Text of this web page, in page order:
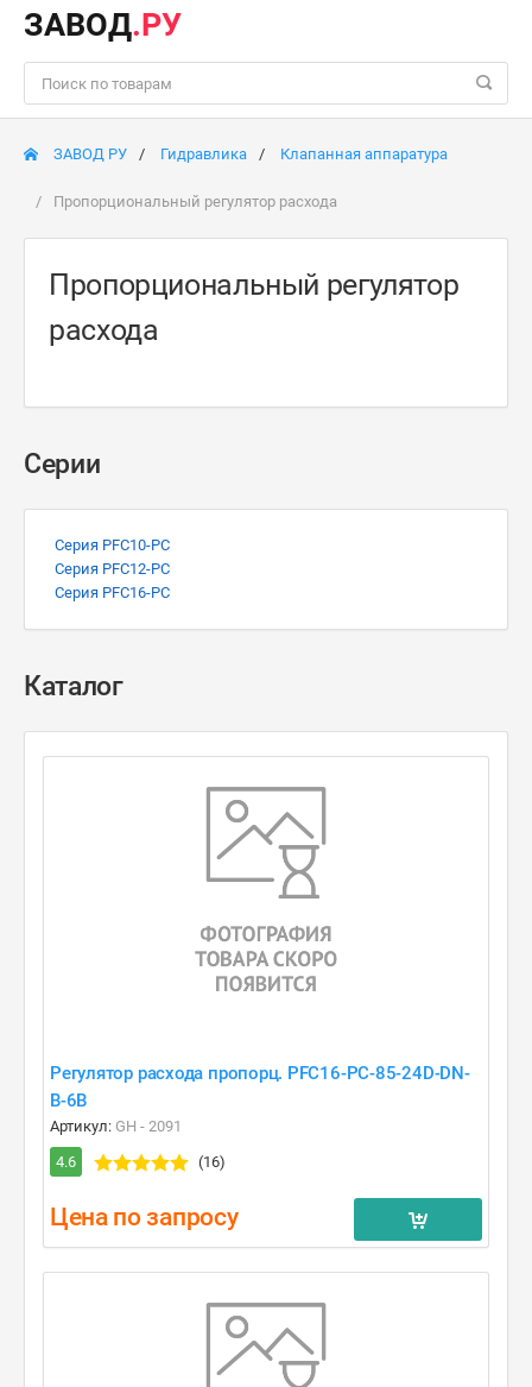
ЗАВОД.РУ
ЗАВОД РУ Гидравлика Клапанная аппаратура
Пропорциональный регулятор расхода
Пропорциональный регулятор
расхода
Серии
Серия PFC10-PC
Серия PFC12-PC
Серия PFC16-PC
Каталог
Регулятор расхода пропорц. PFC16-PC-85-24D-DN-
B-6B
Артикул: GH - 2091
4.6
(16)
Цена по запросу